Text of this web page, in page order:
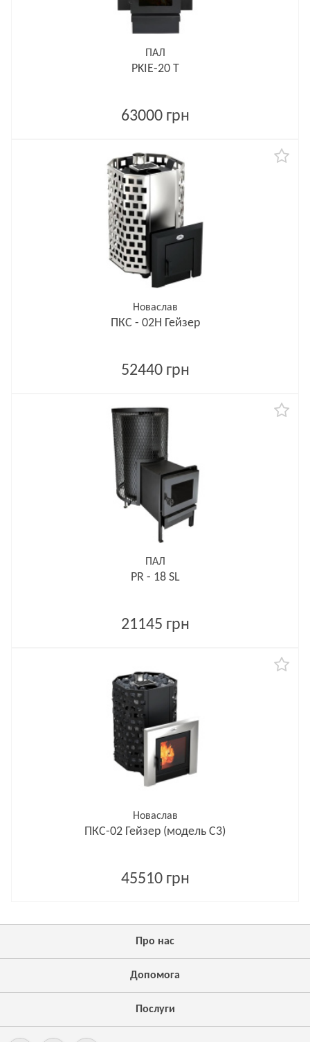
ПАЛ
PKIE-20 T
63000 грн
Новаслав
ПКС - 02Н Гейзер
52440 грн
ПАЛ
PR - 18 SL
21145 грн
Новаслав
ПКС-02 Гейзер (модель С3)
45510 грн
Про нас
Допомога
Послуги